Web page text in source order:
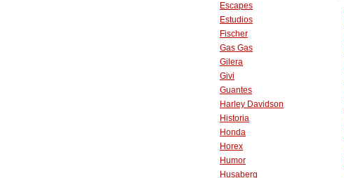
Escapes
Estudios
Fischer
Gas Gas
Gilera
Givi
Guantes
Harley Davidson
Historia
Honda
Horex
Humor
Husaberg